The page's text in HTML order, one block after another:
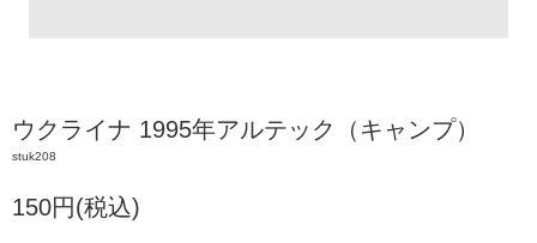
ウクライナ 1995年アルテック（キャンプ）
stuk208
150円(税込)